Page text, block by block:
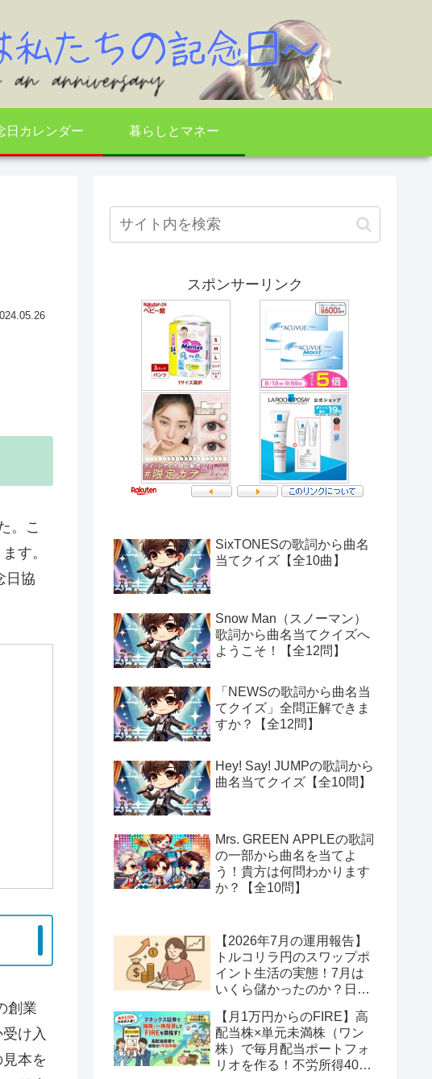
日カレンダー 暮らしとマネー
。こ
す。
日協
創業
け入
本を
スポンサーリンク
SixTONESの歌詞から曲名
当てクイズ【全10曲】
Snow Man（スノーマン）
歌詞から曲名当てクイズへ
ようこそ！【全12問】
「NEWSの歌詞から曲名当
てクイズ」全問正解できま
すか？【全12問】
Hey! Say! JUMPの歌詞から
曲名当てクイズ【全10問】
Mrs. GREEN APPLEの歌詞
の一部から曲名を当てよ
う！貴方は何問わかります
か？【全10問】
【2026年7月の運用報告】
トルコリラ円のスワップポ
イント生活の実態！7月は
いくら儲かったのか？日本
へ一歩進んだ？
【月1万円からのFIRE】高
配当株×単元未満株（ワン
株）で毎月配当ポートフォ
リオを作る！不労所得400